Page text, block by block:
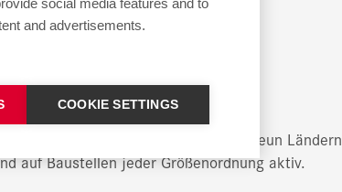
rund 3000 Mitarbeitende und ist in neun Ländern
auf Baustellen jeder Größenordnung aktiv.
social media features and to
and advertisements.
COOKIE SETTINGS